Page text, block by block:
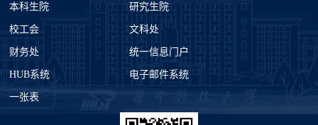
本科生院 研究生院
校工会 文科处
财务处 统一信息门户
HUB系统 电子邮件系统
一张表